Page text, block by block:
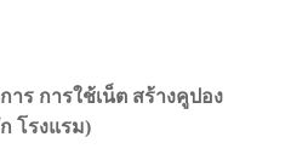
าร การใช้เน็ต สร้างคูปอง
โรงแรม)